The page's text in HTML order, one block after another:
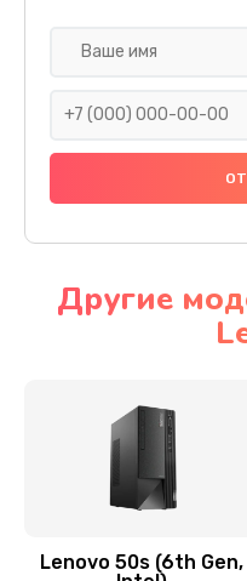
Замена
Замена
Замена
Другие
Lenovo 50s (6th Gen,